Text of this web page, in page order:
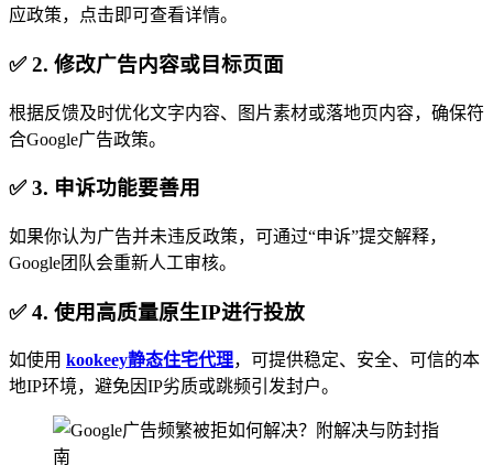
应政策，点击即可查看详情。
✅ 2. 修改广告内容或目标页面
根据反馈及时优化文字内容、图片素材或落地页内容，确保符
合Google广告政策。
✅ 3. 申诉功能要善用
如果你认为广告并未违反政策，可通过“申诉”提交解释，
Google团队会重新人工审核。
✅ 4. 使用高质量原生IP进行投放
如使用 kookeey静态住宅代理，可提供稳定、安全、可信的本
地IP环境，避免因IP劣质或跳频引发封户。